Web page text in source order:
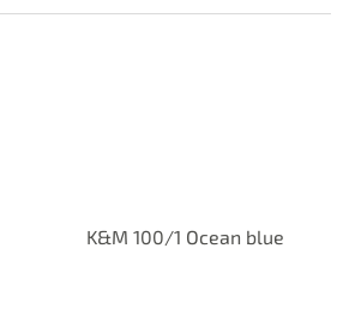
K&M 100/1 Ocean blue